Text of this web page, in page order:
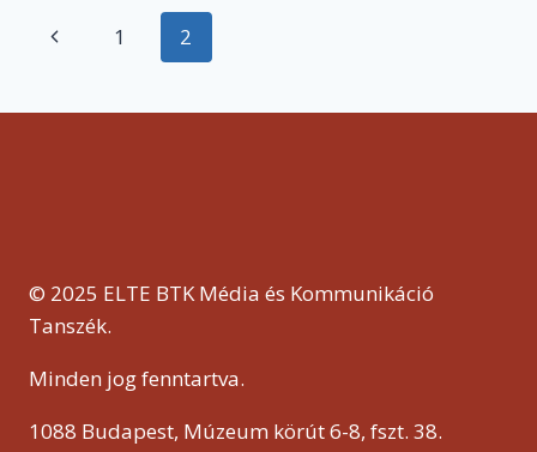
JELENTKEZTEM
AZ
ELTE
–
ÚJSÁGÍRÓJÁVAL
Page
Previous
1 2
© 2025 ELTE BTK Média és Kommunikáció
Tanszék.
Minden jog fenntartva.
1088 Budapest, Múzeum körút 6-8, fszt. 38.